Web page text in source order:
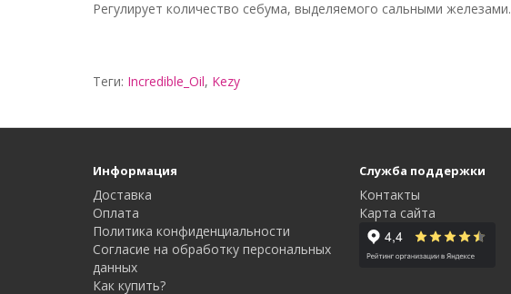
Регулирует количество себума, выделяемого сальными железами.
Теги: Incredible_Oil, Kezy
Информация
Доставка
Оплата
Политика конфиденциальности
Согласие на обработку персональных
данных
Как купить?
Служба поддержки
Контакты
Карта сайта